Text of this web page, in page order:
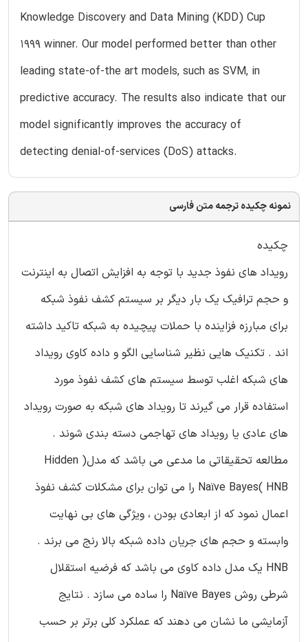
Knowledge Discovery and Data Mining (KDD) Cup
1999 winner. Our model performed better than other
leading state-of-the art models, such as SVM, in
predictive accuracy. The results also indicate that our
model significantly improves the accuracy of
detecting denial-of-services (DoS) attacks.
نمونه چکیده ترجمه متن فارسی
چکیده
رویداد های نفوذ جدید با توجه به افزایش اتصال به اینترنت
و حجم ترافیک یک بار دیگر بر سیستم کشف نفوذ شبکه
برای مبارزه فزاینده با حملات پیچیده به شبکه تاکید داشته
اند . تکنیک هایی نظیر شناسایی الگو و داده کاوی رویداد
های شبکه اغلب توسط سیستم های کشف نفوذ مورد
استفاده قرار می گیرند تا رویداد های شبکه به صورت رویداد
های عادی یا رویداد های تهاجمی دسته بندی شوند .
مطالعه تحقیقاتی ما مدعی می باشد که مدل( Hidden
Naïve Bayes( HNB را می توان برای مشکلات کشف نفوذ
اعمال نمود که از ابعادی بودن ، ویژگی های بی نهایت
وابسته و حجم های جریان داده شبکه بالا رنج می برند .
HNB یک مدل داده کاوی می باشد که فرضیه استقلال
شرطی روش Naïve Bayes را ساده می سازد . نتایج
آزمایشی ما نشان می دهند که عملکرد کلی برتر بر حسب